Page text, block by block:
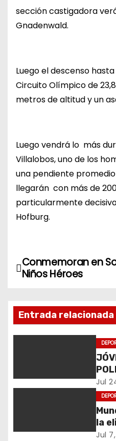
sección castigadora
Gnadenwald.
Luego el descenso
Circuito Olímpico de
metros de altitud y un
Luego vendrá lo más
Villalobos, uno de los
una pendiente promedio
llegarán con más de
particularmente
Hofburg.
N
v
e
a
Conmemoran en
Niños Héroes
Entrada relacionada
Jul
la
Jul